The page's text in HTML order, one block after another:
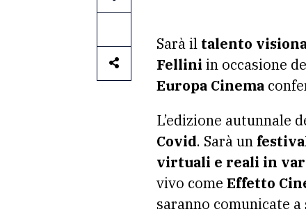
Sarà il talento
Fellini in occasione
Europa Cinema
L’edizione autunnale
Covid. Sarà un
virtuali e reali in
vivo come Effetto
saranno comunicate